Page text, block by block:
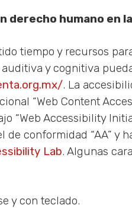
derecho humano en
tiempo y recursos
y cognitiva
. La
“Web Content
“Web Accessibility
de conformidad “AA” y
Lab. Algunas
y con teclado.